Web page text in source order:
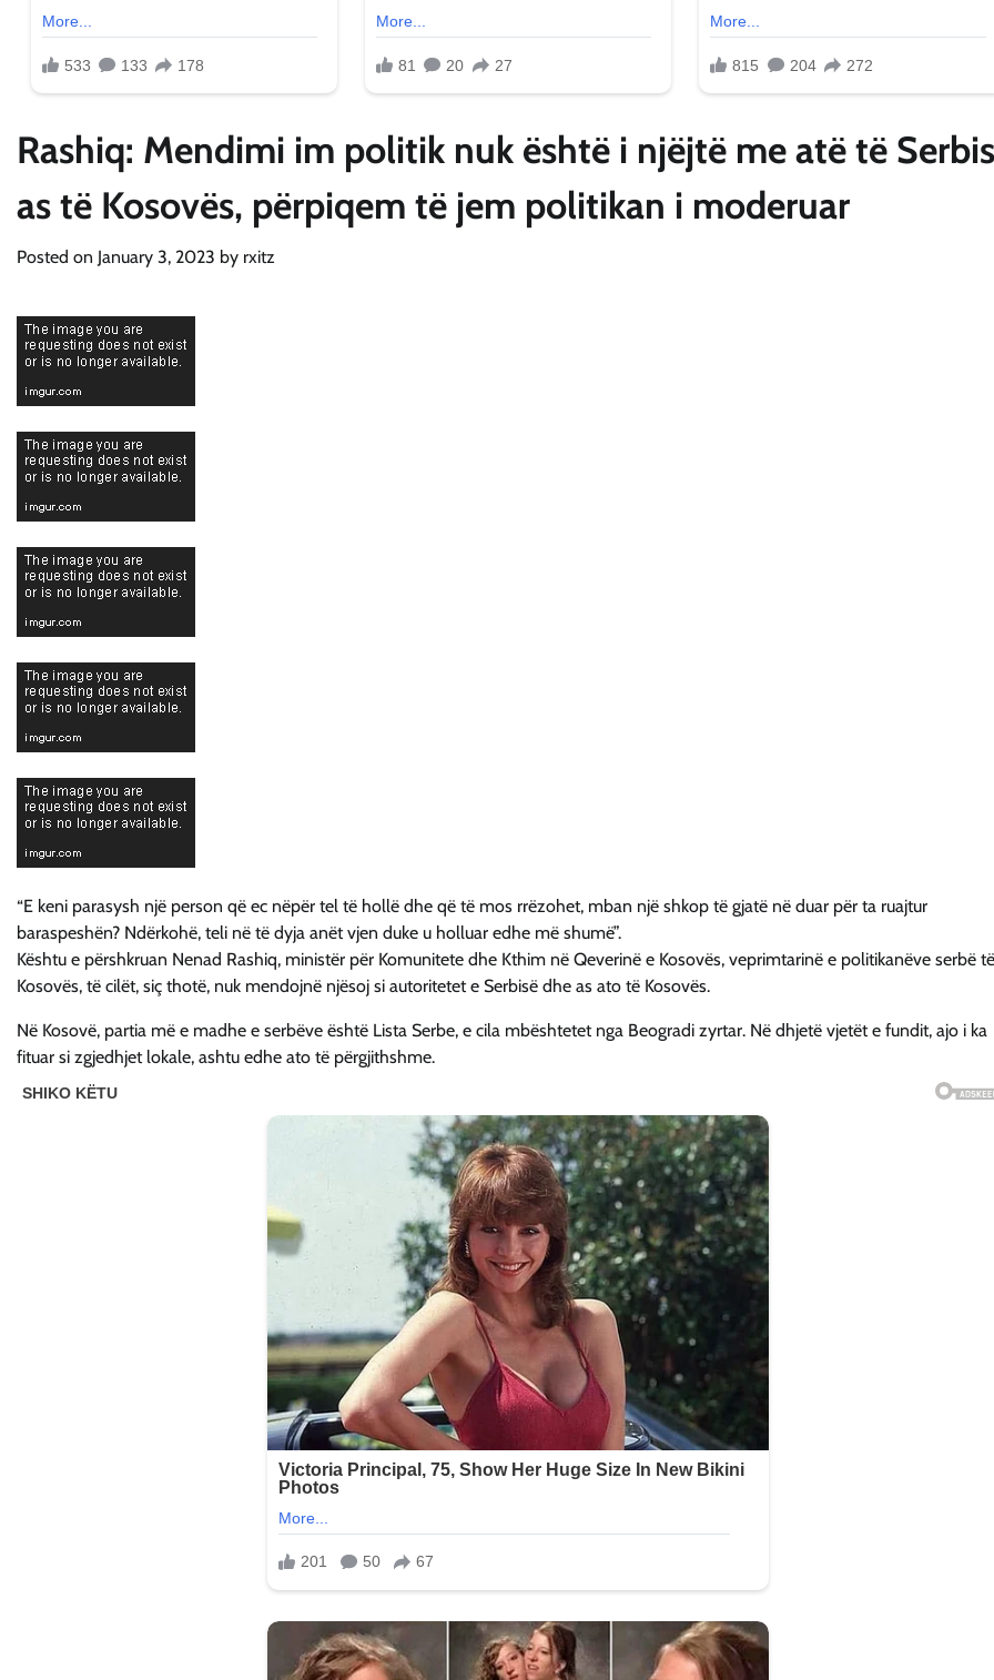
Rashiq: Mendimi im politik nuk është i njëjtë me atë të
as të Kosovës, përpiqem të jem politikan i moderuar
Posted on January 3, 2023 by rxitz
“E keni parasysh një person që ec nëpër tel të hollë dhe që të mos rrëzohet, mban një shkop të gjatë në duar për ta ruajtur
baraspeshën? Ndërkohë, teli në të dyja anët vjen duke u holluar edhe më shumë”.
Kështu e përshkruan Nenad Rashiq, ministër për Komunitete dhe Kthim në Qeverinë e Kosovës, veprimtarinë e politikanëve serbë të
Kosovës, të cilët, siç thotë, nuk mendojnë njësoj si autoritetet e Serbisë dhe as ato të Kosovës.
Në Kosovë, partia më e madhe e serbëve është Lista Serbe, e cila mbështetet nga Beogradi zyrtar. Në dhjetë vjetët e fundit, ajo i ka
fituar si zgjedhjet lokale, ashtu edhe ato të përgjithshme.